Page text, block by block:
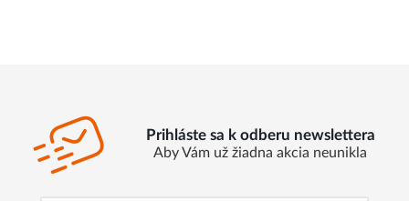
Prihláste sa k odberu newslettera
Aby Vám už žiadna akcia neunikla